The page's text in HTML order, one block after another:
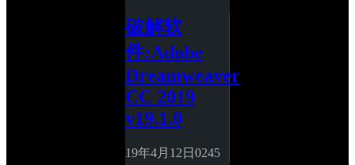
破解软
件:Adobe
Dreamweaver
CC 2019
v19.1.0
19年4月12日 0245